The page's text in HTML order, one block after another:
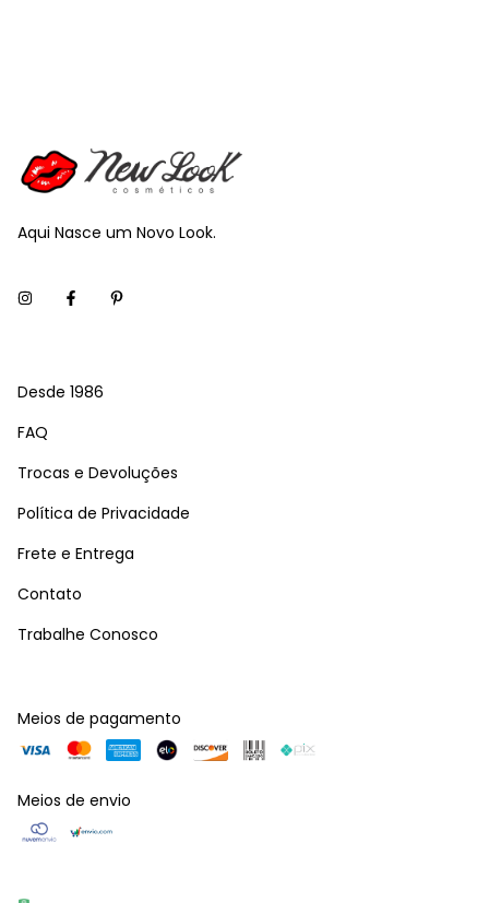
Aqui Nasce um Novo Look.
Desde 1986
FAQ
Trocas e Devoluções
Política de Privacidade
Frete e Entrega
Contato
Trabalhe Conosco
Meios de pagamento
Meios de envio